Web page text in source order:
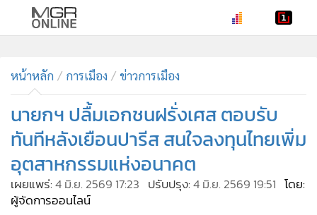
• ทันเหตุการณ์
• ภาคใต้
• ภูมิภาค
• Online Section
• บันเทิง
• ผู้จัดการรายวัน
• คอลัมนิสต์
หน้าหลัก การเมือง ข่าวการเมือง
นายกฯ ปลื้มเอกชนฝรั่งเศส ตอบรับ
ทันทีหลังเยือนปารีส สนใจลงทุนไทยเพิ่ม
อุตสาหกรรมแห่งอนาคต
เผยแพร่:4 มิ.ย. 2569 17:23 ปรับปรุง:4 มิ.ย. 2569 19:51 โดย:
ผู้จัดการออนไลน์